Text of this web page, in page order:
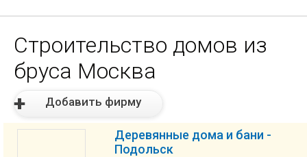
Строительство домов из
бруса Москва
Добавить фирму
Деревянные дома и бани -
Подольск